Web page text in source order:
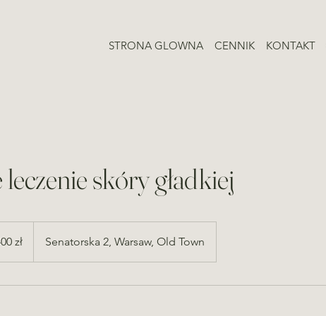
STRONA GLOWNA CENNIK KONTAKT
skóry gładkiej
zł Senatorska 2, Warsaw, Old Town